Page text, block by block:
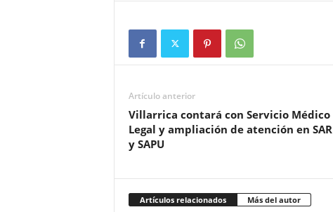
Artículo anterior
Villarrica contará con Servicio Médico
Legal y ampliación de atención en SAR
y SAPU
Artículos relacionados Más del autor